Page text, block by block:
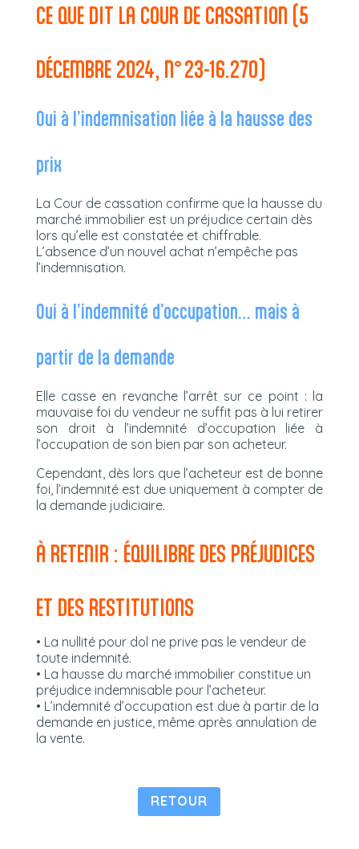
CE QUE DIT LA COUR DE CASSATION (5
DÉCEMBRE 2024, N° 23-16.270)
Oui à l’indemnisation liée à la hausse des
prix
La Cour de cassation confirme que la hausse du
marché immobilier est un préjudice certain dès
lors qu’elle est constatée et chiffrable.
L’absence d’un nouvel achat n’empêche pas
l’indemnisation.
Oui à l’indemnité d’occupation… mais à
partir de la demande
Elle casse en revanche l’arrêt sur ce point : la
mauvaise foi du vendeur ne suffit pas à lui retirer
son droit à l’indemnité d’occupation liée à
l’occupation de son bien par son acheteur.
Cependant, dès lors que l’acheteur est de bonne
foi, l’indemnité est due uniquement à compter de
la demande judiciaire.
À RETENIR : ÉQUILIBRE DES PRÉJUDICES
ET DES RESTITUTIONS
• La nullité pour dol ne prive pas le vendeur de
toute indemnité.
• La hausse du marché immobilier constitue un
préjudice indemnisable pour l’acheteur.
• L’indemnité d’occupation est due à partir de la
demande en justice, même après annulation de
la vente.
RETOUR